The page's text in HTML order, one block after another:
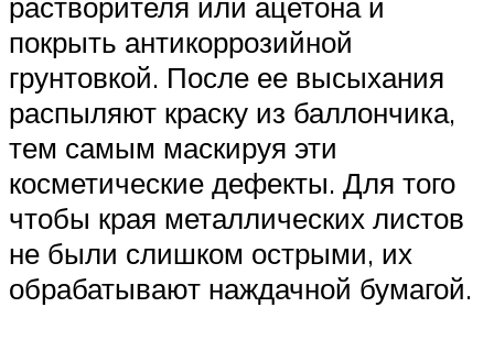
покрыть антикоррозийной
грунтовкой. После ее высыхания
распыляют краску из баллончика,
тем самым маскируя эти
косметические дефекты. Для того
чтобы края металлических листов
не были слишком острыми, их
обрабатывают наждачной бумагой.